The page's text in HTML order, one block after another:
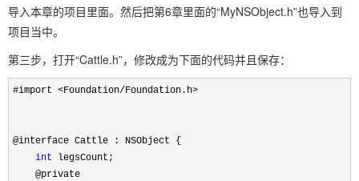
导入本章的项目里面。然后把第6章里面的“MyNSObject.h”也导入到
项目当中。
第三步，打开“Cattle.h”，修改成为下面的代码并且保存：
#import <Foundation/Foundation.h>
@interface Cattle : NSObject {
int legsCount;
@private